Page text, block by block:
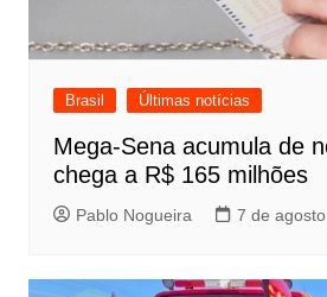
Brasil Últimas notícias
Mega-Sena acumula de
chega a R$ 165 milhões
Pablo Nogueira 7 de